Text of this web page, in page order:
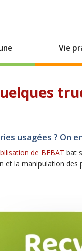
Vie
usagées ? On
de BEBAT bat
et la manipulation